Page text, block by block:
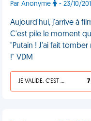
Par Anonyme - 23/10/
Aujourd'hui, j'arrive à
C'est pile le moment
"Putain ! J'ai fait
!" VDM
JE VALIDE, C'EST UNE VDM 7